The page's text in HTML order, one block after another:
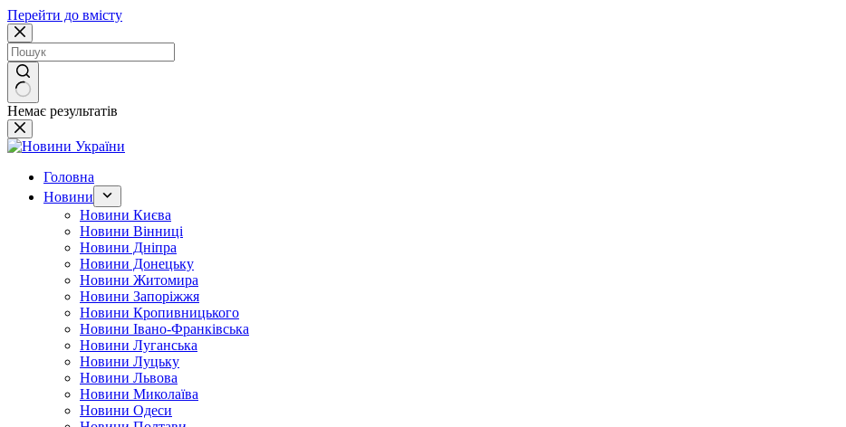
Перейти до вмісту
Немає результатів
Головна
Новини
Новини Києва
Новини Вінниці
Новини Дніпра
Новини Донецьку
Новини Житомира
Новини Запоріжжя
Новини Кропивницького
Новини Івано-Франківська
Новини Луганська
Новини Луцьку
Новини Львова
Новини Миколаїва
Новини Одеси